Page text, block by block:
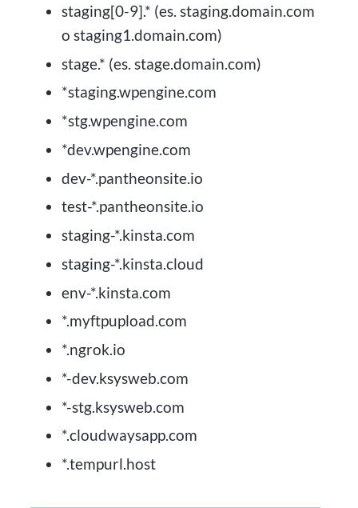
staging[0-9].* (es. staging.domain.com
o staging1.domain.com)
stage.* (es. stage.domain.com)
*staging.wpengine.com
*stg.wpengine.com
*dev.wpengine.com
dev-*.pantheonsite.io
test-*.pantheonsite.io
staging-*.kinsta.com
staging-*.kinsta.cloud
env-*.kinsta.com
*.myftpupload.com
*.ngrok.io
*-dev.ksysweb.com
*-stg.ksysweb.com
*.cloudwaysapp.com
*.tempurl.host